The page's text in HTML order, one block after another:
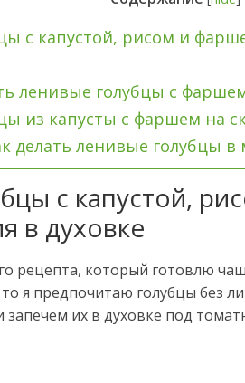
с капустой, рисом и
ленивые голубцы с
из капусты с фаршем на
делать ленивые голубцы в
с капустой,
в духовке
рецепта, который готовлю
я предпочитаю голубцы без
их в духовке под